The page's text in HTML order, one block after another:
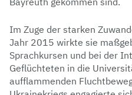
Im Zuge der starken
Jahr 2015 wirkte sie
Sprachkursen und bei der
Geflüchteten in die
aufflammenden